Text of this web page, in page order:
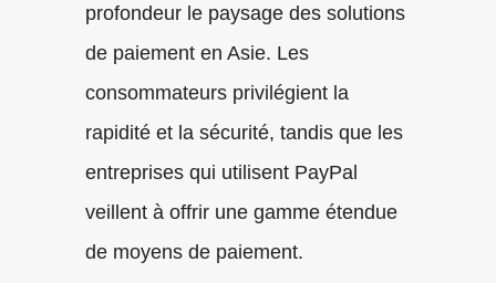
profondeur le paysage des solutions
de paiement en Asie. Les
consommateurs privilégient la
rapidité et la sécurité, tandis que les
entreprises qui utilisent PayPal
veillent à offrir une gamme étendue
de moyens de paiement.